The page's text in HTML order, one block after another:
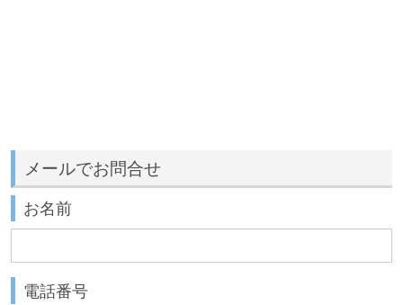
メールでお問合せ
お名前
電話番号